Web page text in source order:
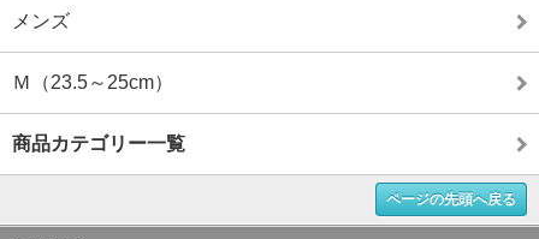
メンズ
Ｍ（23.5～25cm）
商品カテゴリー一覧
ページの先頭へ戻る